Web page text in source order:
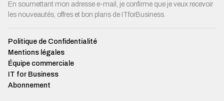
En soumettant mon adresse e-mail, je confirme que je veux recevoir
les nouveautés, offres et bon plans de ITforBusiness.
Politique de Confidentialité
Mentions légales
Équipe commerciale
IT for Business
Abonnement